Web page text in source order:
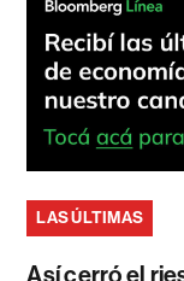
LAS ÚLTIMAS
Así cerró el